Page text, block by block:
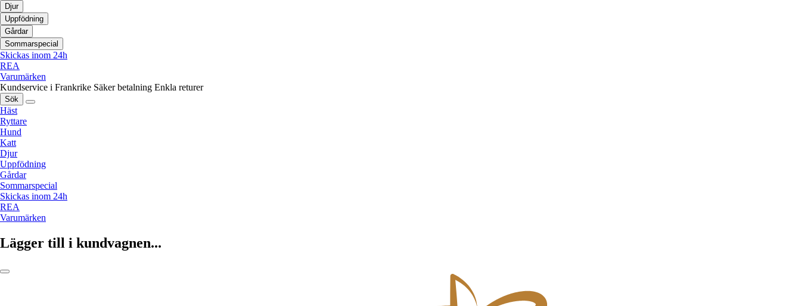
Djur
Uppfödning
Gårdar
Sommarspecial
Skickas inom 24h
REA
Varumärken
Kundservice i Frankrike Säker betalning Enkla returer
Sök
Häst
Ryttare
Hund
Katt
Djur
Uppfödning
Gårdar
Sommarspecial
Skickas inom 24h
REA
Varumärken
Lägger till i kundvagnen...